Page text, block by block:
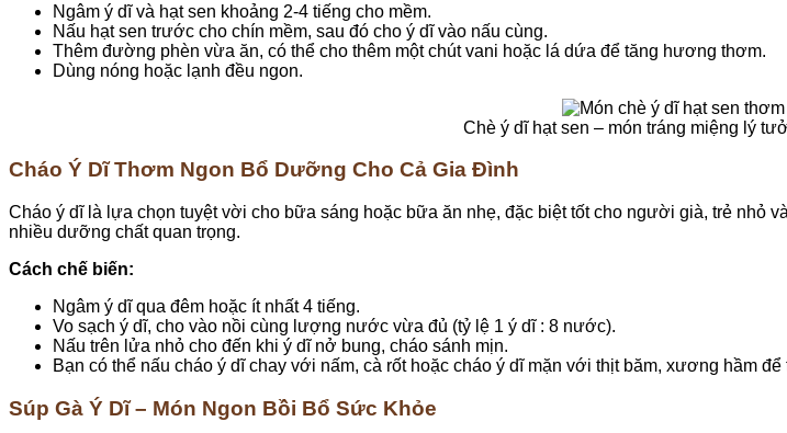
Ngâm ý dĩ và hạt sen khoảng 2-4 tiếng cho mềm.
Nấu hạt sen trước cho chín mềm, sau đó cho ý dĩ vào nấu cùng.
Thêm đường phèn vừa ăn, có thể cho thêm một chút vani hoặc lá dứa để tăng hương thơm.
Dùng nóng hoặc lạnh đều ngon.
Chè ý dĩ hạt sen – món tráng miệng lý
Cháo Ý Dĩ Thơm Ngon Bổ Dưỡng Cho Cả Gia Đình
Cháo ý dĩ là lựa chọn tuyệt vời cho bữa sáng hoặc bữa ăn nhẹ, đặc biệt tốt cho người già, trẻ nhỏ
nhiều dưỡng chất quan trọng.
Cách chế biến:
Ngâm ý dĩ qua đêm hoặc ít nhất 4 tiếng.
Vo sạch ý dĩ, cho vào nồi cùng lượng nước vừa đủ (tỷ lệ 1 ý dĩ : 8 nước).
Nấu trên lửa nhỏ cho đến khi ý dĩ nở bung, cháo sánh mịn.
Bạn có thể nấu cháo ý dĩ chay với nấm, cà rốt hoặc cháo ý dĩ mặn với thịt băm, xương hầm
Súp Gà Ý Dĩ – Món Ngon Bồi Bổ Sức Khỏe